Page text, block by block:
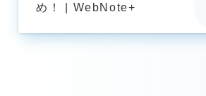
め！ | WebNote+